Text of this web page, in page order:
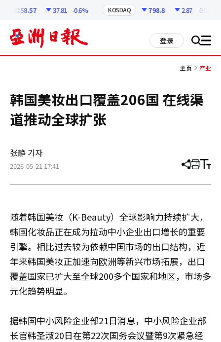
6258.57 37.81 -0.6% KOSDAQ 798.8 2.87 -0.36%
登录 搜 all
主页 产业
韩国美妆出口覆盖206国 在线渠
道推动全球扩张
张静 기자
2026-05-21 17:41 分
章
打 调
小
随着韩国美妆（K-Beauty）全球影响力持续扩大，
韩国化妆品正在成为拉动中小企业出口增长的重要
引擎。相比过去较为依赖中国市场的出口结构，近
年来韩国美妆正加速向欧洲等新兴市场拓展，出口
覆盖国家已扩大至全球200多个国家和地区，市场多
元化趋势明显。
据韩国中小风险企业部21日消息，中小风险企业部
长官韩圣淑20日在第22次国务会议暨第9次紧急经